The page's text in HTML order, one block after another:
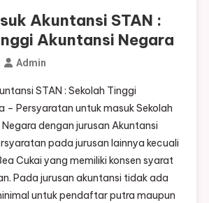
Akuntansi STAN :
Akuntansi Negara
Admin
STAN : Sekolah Tinggi
– Persyaratan untuk masuk Sekolah
dengan jurusan Akuntansi
pada jurusan lainnya kecuali
Cukai yang memiliki konsen syarat
Pada jurusan akuntansi tidak ada
untuk pendaftar putra maupun